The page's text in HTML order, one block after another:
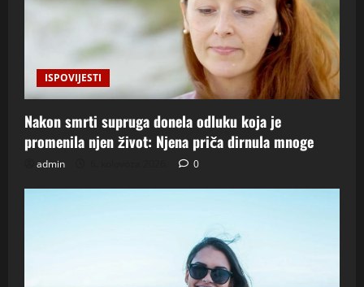
ISPOVIJESTI
Nakon smrti supruga donela odluku koja je
promenila njen život: Njena priča dirnula mnoge
admin 0